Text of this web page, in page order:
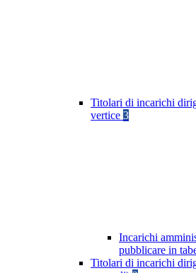
Titolari di incarichi
vertice 3
Incarichi
pubblicare in
Titolari di incarichi